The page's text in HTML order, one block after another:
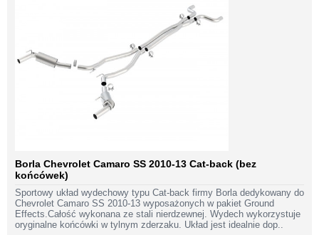
Borla Chevrolet Camaro SS 2010-13 Cat-back (bez
końcówek)
Sportowy układ wydechowy typu Cat-back firmy Borla dedykowany do
Chevrolet Camaro SS 2010-13 wyposażonych w pakiet Ground
Effects.Całość wykonana ze stali nierdzewnej. Wydech wykorzystuje
oryginalne końcówki w tylnym zderzaku. Układ jest idealnie dop..